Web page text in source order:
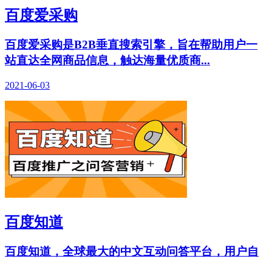
百度爱采购
百度爱采购是B2B垂直搜索引擎，旨在帮助用户一
站直达全网商品信息，触达海量优质商...
2021-06-03
百度知道
百度知道，全球最大的中文互动问答平台，用户自